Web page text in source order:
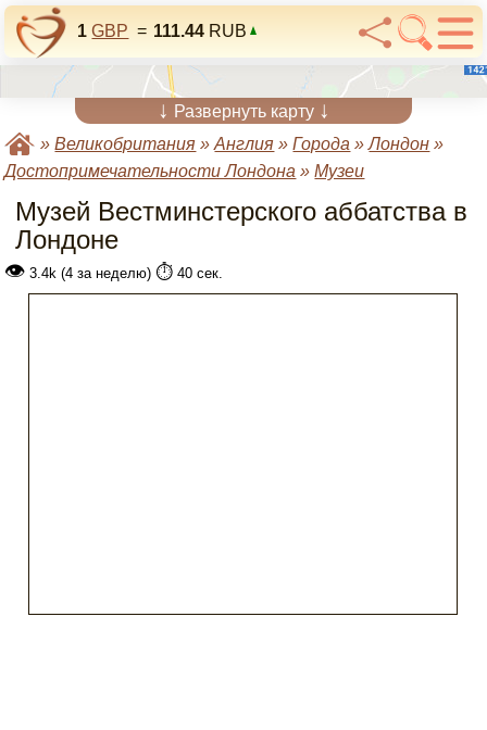
1 GBP = 111.44 RUB
↓ Развернуть карту ↓
»Великобритания »Англия »Города »Лондон »
Достопримечательности Лондона »Музеи
Музей Вестминстерского аббатства в
Лондоне
👁 3.4k (4 за неделю) ⏱️ 40 сек.